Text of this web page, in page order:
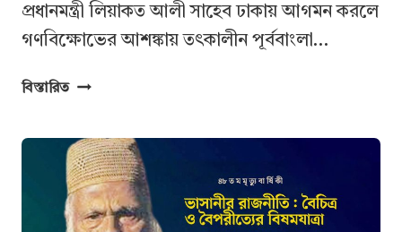
প্রধানমন্ত্রী লিয়াকত আলী সাহেব ঢাকায় আগমন করলে
গণবিক্ষোভের আশঙ্কায় তৎকালীন পূর্ববাংলা…
বিস্তারিতমওলানা
কমিউনিস্ট
আন্দোলন